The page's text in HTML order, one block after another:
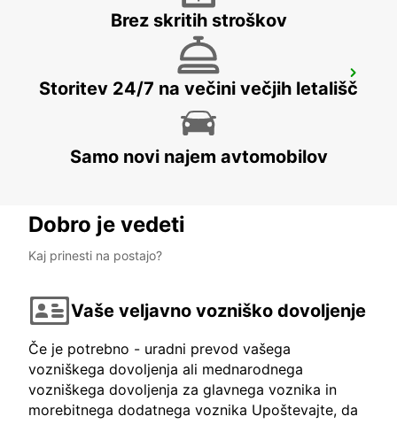
NEW TECHO APT
KANDAL PROVINCE - CAMBODIA
Brez skritih stroškov
Storitev 24/7 na večini večjih letališč
Samo novi najem avtomobilov
Dobro je vedeti
Kaj prinesti na postajo?
Vaše veljavno vozniško dovoljenje
Če je potrebno - uradni prevod vašega
vozniškega dovoljenja ali mednarodnega
vozniškega dovoljenja za glavnega voznika in
morebitnega dodatnega voznika Upoštevajte, da